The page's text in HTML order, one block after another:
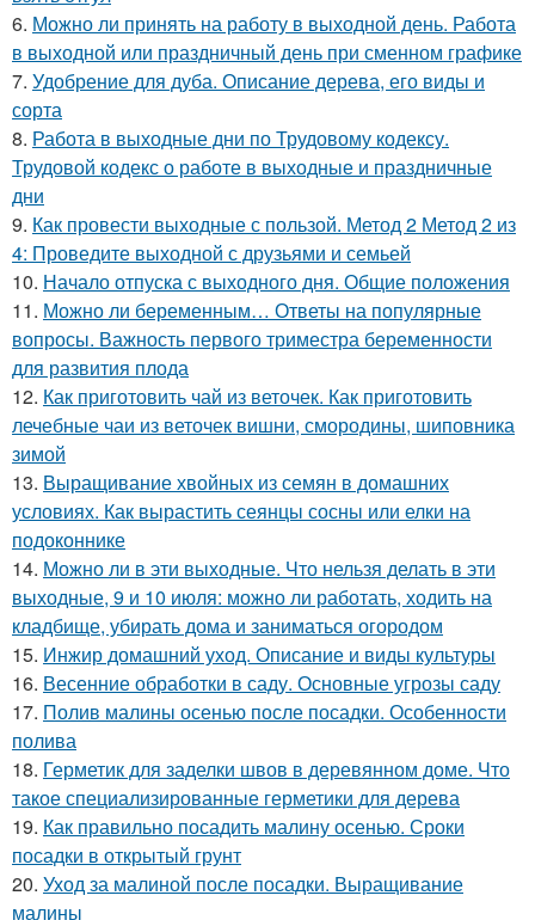
6. Можно ли принять на работу в выходной день. Работа
в выходной или праздничный день при сменном графике
7. Удобрение для дуба. Описание дерева, его виды и
сорта
8. Работа в выходные дни по Трудовому кодексу.
Трудовой кодекс о работе в выходные и праздничные
дни
9. Как провести выходные с пользой. Метод 2 Метод 2 из
4: Проведите выходной с друзьями и семьей
10. Начало отпуска с выходного дня. Общие положения
11. Можно ли беременным… Ответы на популярные
вопросы. Важность первого триместра беременности
для развития плода
12. Как приготовить чай из веточек. Как приготовить
лечебные чаи из веточек вишни, смородины, шиповника
зимой
13. Выращивание хвойных из семян в домашних
условиях. Как вырастить сеянцы сосны или елки на
подоконнике
14. Можно ли в эти выходные. Что нельзя делать в эти
выходные, 9 и 10 июля: можно ли работать, ходить на
кладбище, убирать дома и заниматься огородом
15. Инжир домашний уход. Описание и виды культуры
16. Весенние обработки в саду. Основные угрозы саду
17. Полив малины осенью после посадки. Особенности
полива
18. Герметик для заделки швов в деревянном доме. Что
такое специализированные герметики для дерева
19. Как правильно посадить малину осенью. Сроки
посадки в открытый грунт
20. Уход за малиной после посадки. Выращивание
малины